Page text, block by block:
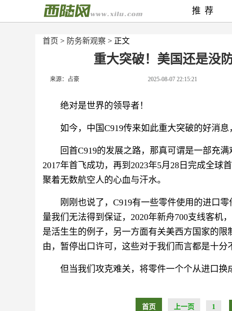
首页 > 防务新观察 > 正文
重大突破！美国还是没
来源：占豪 2025-08-07 22:15:21
绝对是世界的领导者！
如今，中国C919传来如此重大突破的好消息
回首C919的发展之路，那真可谓是一部充
2017年首飞成功，再到2023年5月28日完成全球
聚着无数航空人的心血与汗水。
刚刚也说了，C919有一些零件使用的进口
量我们无法得到保证，2020年新舟700支线客机
是活生生的例子，另一方面有关美西方国家的
由，暂停出口许可，这些对于我们而言都是十分
但当我们攻克难关，将零件一个个从进口换
首页 上一页 1
推荐